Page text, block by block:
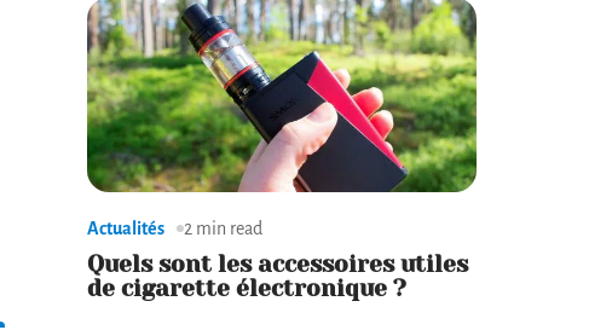
Actualités 2 min read
Quels sont les accessoires utiles
de cigarette électronique ?